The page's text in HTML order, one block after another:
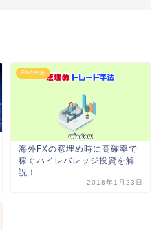
FXの手法
海外FXの窓埋め時に高確率で
稼ぐハイレバレッジ投資を解
説！
2018年1月23日